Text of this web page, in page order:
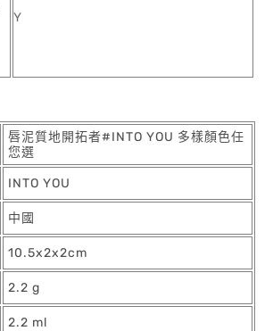
Y
唇泥質地開拓者#INTO YOU 多樣顏色任
您選
INTO YOU
中國
10.5x2x2cm
2.2 g
2.2 ml